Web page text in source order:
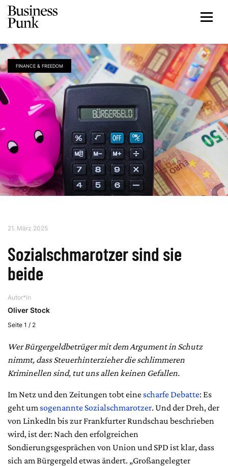
FINANCE & FREEDOM
21. März 2025
Sozialschmarotzer sind sie
beide
Autor*in
Oliver Stock
Seite 1 / 2
Wer Bürgergeldbetrüger mit dem Argument in Schutz
nimmt, dass Steuerhinterzieher die schlimmeren
Kriminellen sind, tut uns allen keinen Gefallen.
Im Netz und den Zeitungen tobt eine scharfe Debatte: Es
geht um sogenannte Sozialschmarotzer. Und der Dreh, der
von LinkedIn bis zur Frankfurter Rundschau beschrieben
wird, ist der: Nach den erfolgreichen
Sondierungsgesprächen von Union und SPD ist klar, dass
sich am Bürgergeld etwas ändert. „Großangelegter